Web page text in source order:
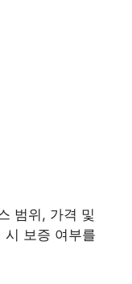
범위, 가격 및
시 보증 여부를